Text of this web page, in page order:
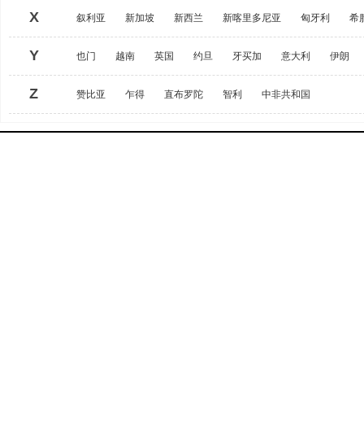
X 叙利亚 新加坡 新西兰 新喀里多尼亚 匈牙利 希
Y 也门 越南 英国 约旦 牙买加 意大利 伊朗
Z 赞比亚 乍得 直布罗陀 智利 中非共和国